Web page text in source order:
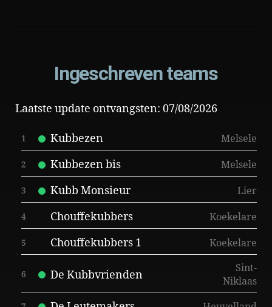
Ingeschreven teams
Laatste update ontvangsten: 07/08/2026
1 Kubbezen Melsele
2 Kubbezen bis Melsele
3 Kubb Monsieur Lier
4 Chouffekubbers Koekelare
5 Chouffekubbers 1 Koekelare
6 De Kubbvrienden
Sint-
Niklaas